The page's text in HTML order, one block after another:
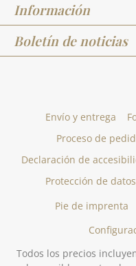
Información
Boletín de noticias
Envío y entrega
Proceso de
Declaración de
Protección de datos
Pie de imprenta
Todos los precios